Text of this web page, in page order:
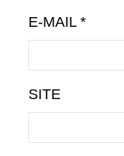
E-MAIL *
SITE